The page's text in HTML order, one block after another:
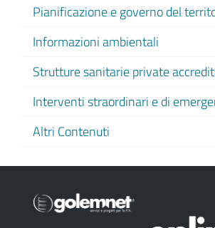
Pianificazione e governo del
Informazioni ambientali
Strutture sanitarie private
Interventi straordinari e di
Altri Contenuti